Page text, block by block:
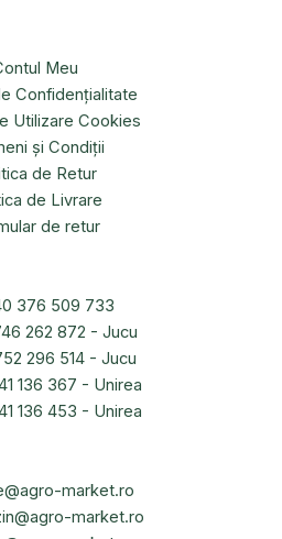
Meu
Confidențialitate
Utilizare Cookies
și Condiții
de Retur
de Livrare
de retur
376 509 733
262 872 - Jucu
296 514 - Jucu
136 367 - Unirea
136 453 - Unirea
market.ro
market.ro